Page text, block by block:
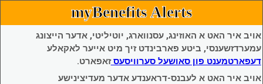
myBenefits Alerts
אויב איר האט א האוזינג, עסנווארג, יוטיליטי, אדער הייצונג
עמערדזשענסי, ביטע פארבינדט זיך מיט אייער לאקאלע
דעפארטמענט פון סאושעל סערוויסעסזאפארט.
אויב איר האט א לעבנס-דראענדע אדער מעדיצינישע